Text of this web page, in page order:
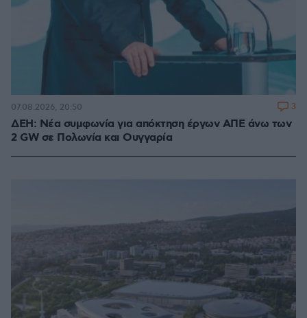
ΔΕΗ: Νέα συμφωνία για απόκτηση έργων ΑΠΕ άνω των
2 GW σε Πολωνία και Ουγγαρία
07.08.2026, 20:50 3